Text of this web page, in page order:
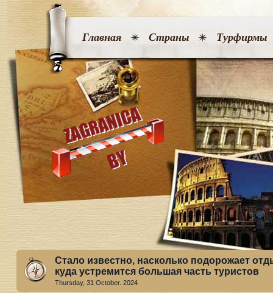
Главная Страны Турфирмы
Стало известно, насколько подорожает
куда устремится большая часть туристов
Thursday, 31 October. 2024